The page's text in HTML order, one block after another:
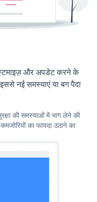
और अपडेट करने के
नई समस्याएं या बग पैदा
की समस्याओं में भाग लेने की
का फायदा उठाने का